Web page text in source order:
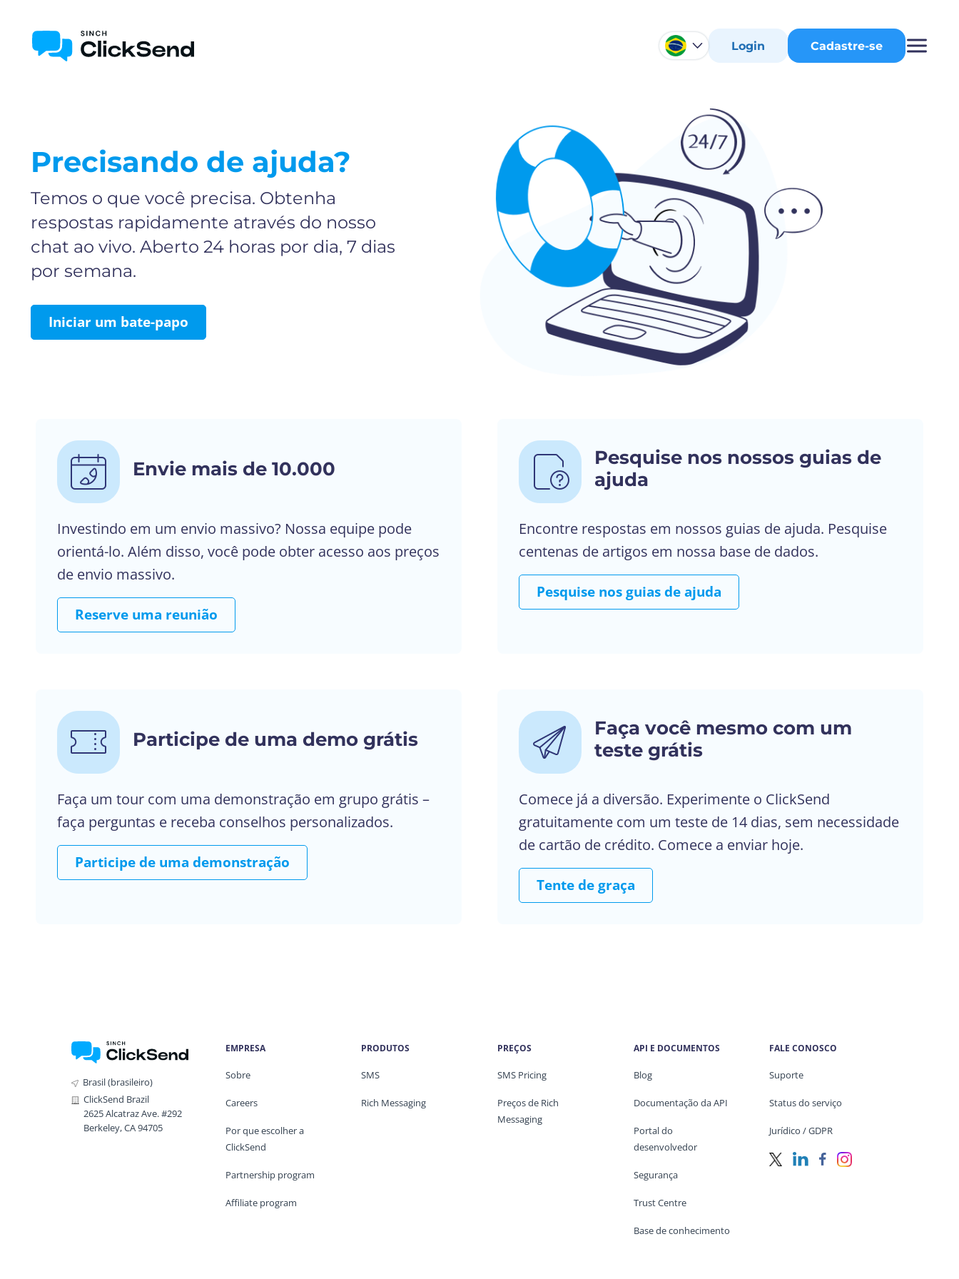
Login Cadastre-se
Precisando de ajuda?
Temos o que você precisa. Obtenha
respostas rapidamente através do nosso
chat ao vivo. Aberto 24 horas por dia, 7 dias
por semana.
Iniciar um bate-papo
Envie mais de 10.000
Investindo em um envio massivo? Nossa equipe pode
orientá-lo. Além disso, você pode obter acesso aos preços
de envio massivo.
Reserve uma reunião
Pesquise nos nossos guias de
ajuda
Encontre respostas em nossos guias de ajuda. Pesquise
centenas de artigos em nossa base de dados.
Pesquise nos guias de ajuda
Participe de uma demo grátis
Faça um tour com uma demonstração em grupo grátis –
faça perguntas e receba conselhos personalizados.
Participe de uma demonstração
Faça você mesmo com um
teste grátis
Comece já a diversão. Experimente o ClickSend
gratuitamente com um teste de 14 dias, sem necessidade
de cartão de crédito. Comece a enviar hoje.
Tente de graça
Brasil (brasileiro)
ClickSend Brazil
2625 Alcatraz Ave. #292
Berkeley, CA 94705
EMPRESA
Sobre
Careers
Por que escolher a
ClickSend
Partnership program
Affiliate program
PRODUTOS
SMS
Rich Messaging
PREÇOS
SMS Pricing
Preços de Rich
Messaging
API E DOCUMENTOS
Blog
Documentação da API
Portal do
desenvolvedor
Segurança
Trust Centre
Base de conhecimento
FALE CONOSCO
Suporte
Status do serviço
Jurídico / GDPR